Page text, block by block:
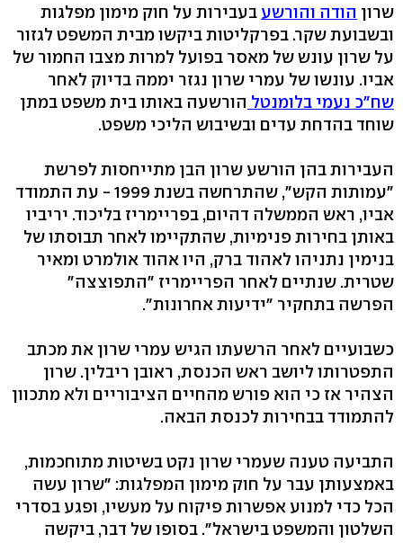
שרון הודה והורשע בעבירות על חוק מימון מפלגות
ובשבועת שקר. בפרקליטות ביקשו מבית המשפט לגזור
על שרון עונש של מאסר בפועל למרות מצבו החמור של
אביו. עונשו של עמרי שרון נגזר יממה בדיוק לאחר
שח"כ נעמי בלומנטל הורשעה באותו בית משפט במתן
שוחד בהדחת עדים ובשיבוש הליכי משפט.
העבירות בהן הורשע שרון הבן מתייחסות לפרשת
"עמותות הקש", שהתרחשה בשנת 1999 - עת התמודד
אביו, ראש הממשלה דהיום, בפריימריז בליכוד. יריביו
באותן בחירות פנימיות, שהתקיימו לאחר תבוסתו של
בנימין נתניהו לאהוד ברק, היו אהוד אולמרט ומאיר
שטרית. שנתיים לאחר הפריימריז "התפוצצה"
הפרשה בתחקיר "ידיעות אחרונות".
כשבועיים לאחר הרשעתו הגיש עמרי שרון את מכתב
התפטרותו ליושב ראש הכנסת, ראובן ריבלין. שרון
הצהיר אז כי הוא פורש מהחיים הציבוריים ולא מתכוון
להתמודד בבחירות לכנסת הבאה.
התביעה טענה שעמרי שרון נקט בשיטות מתוחכמות,
באמצעותן עבר על חוק מימון המפלגות: "שרון עשה
הכל כדי למנוע אפשרות פיקוח על מעשיו, ופגע בסדרי
השלטון והמשפט בישראל". בסופו של דבר, ביקשה